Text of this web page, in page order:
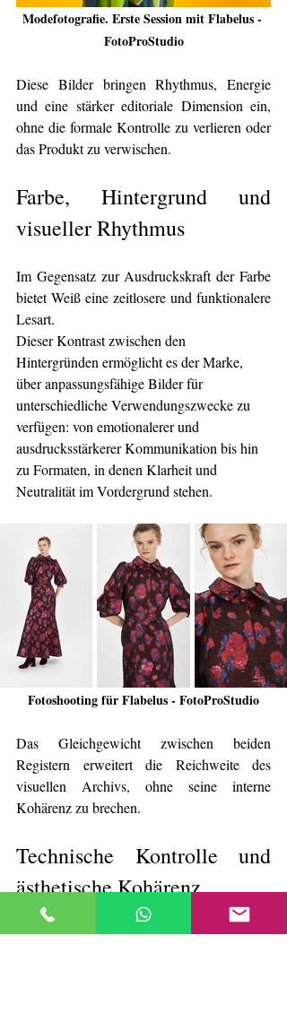
Modefotografie. Erste Session mit Flabelus -
FotoProStudio
Diese Bilder bringen Rhythmus, Energie
und eine stärker editoriale Dimension ein,
ohne die formale Kontrolle zu verlieren oder
das Produkt zu verwischen.
Farbe, Hintergrund und
visueller Rhythmus
Im Gegensatz zur Ausdruckskraft der Farbe
bietet Weiß eine zeitlosere und funktionalere
Lesart.
Dieser Kontrast zwischen den
Hintergründen ermöglicht es der Marke,
über anpassungsfähige Bilder für
unterschiedliche Verwendungszwecke zu
verfügen: von emotionalerer und
ausdrucksstärkerer Kommunikation bis hin
zu Formaten, in denen Klarheit und
Neutralität im Vordergrund stehen.
Fotoshooting für Flabelus - FotoProStudio
Das Gleichgewicht zwischen beiden
Registern erweitert die Reichweite des
visuellen Archivs, ohne seine interne
Kohärenz zu brechen.
Technische Kontrolle und
ästhetische Kohärenz
In allen Sessions wurden die Bildregie und